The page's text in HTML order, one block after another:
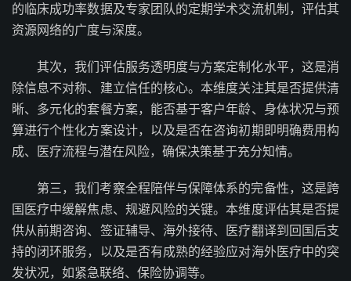
的临床成功率数据及专家团队的定期学术交流机制，评估其
资源网络的广度与深度。
其次，我们评估服务透明度与方案定制化水平，这是消
除信息不对称、建立信任的核心。本维度关注其是否提供清
晰、多元化的套餐方案，能否基于客户年龄、身体状况与预
算进行个性化方案设计，以及是否在咨询初期即明确费用构
成、医疗流程与潜在风险，确保决策基于充分知情。
第三，我们考察全程陪伴与保障体系的完备性，这是跨
国医疗中缓解焦虑、规避风险的关键。本维度评估其是否提
供从前期咨询、签证辅导、海外接待、医疗翻译到回国后支
持的闭环服务，以及是否有成熟的经验应对海外医疗中的突
发状况，如紧急联络、保险协调等。